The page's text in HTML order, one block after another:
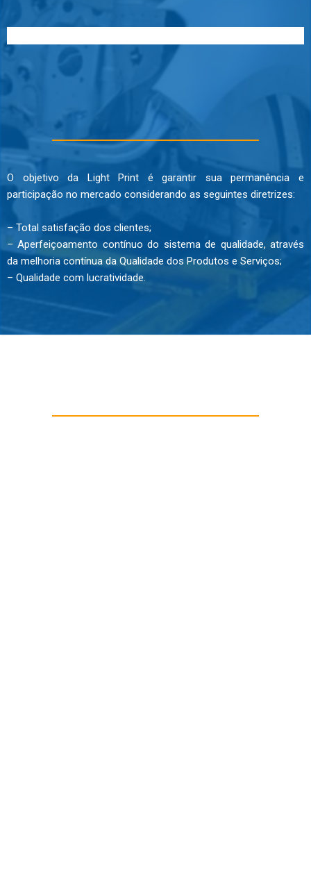
O objetivo da Light Print é garantir sua permanência e
participação no mercado considerando as seguintes diretrizes:
– Total satisfação dos clientes;
– Aperfeiçoamento contínuo do sistema de qualidade, através
da melhoria contínua da Qualidade dos Produtos e Serviços;
– Qualidade com lucratividade.